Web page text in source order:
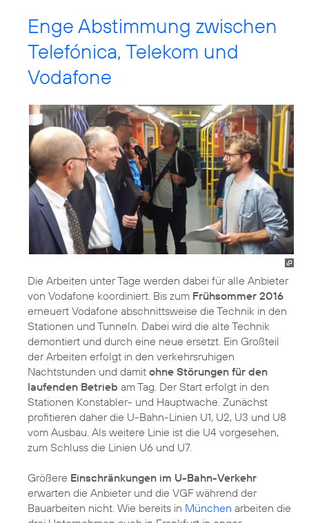
Enge Abstimmung zwischen
Telefónica, Telekom und
Vodafone
Die Arbeiten unter Tage werden dabei für alle Anbieter
von Vodafone koordiniert. Bis zum Frühsommer 2016
erneuert Vodafone abschnittsweise die Technik in den
Stationen und Tunneln. Dabei wird die alte Technik
demontiert und durch eine neue ersetzt. Ein Großteil
der Arbeiten erfolgt in den verkehrsruhigen
Nachtstunden und damit ohne Störungen für den
laufenden Betrieb am Tag. Der Start erfolgt in den
Stationen Konstabler- und Hauptwache. Zunächst
profitieren daher die U-Bahn-Linien U1, U2, U3 und U8
vom Ausbau. Als weitere Linie ist die U4 vorgesehen,
zum Schluss die Linien U6 und U7.
Größere Einschränkungen im U-Bahn-Verkehr
erwarten die Anbieter und die VGF während der
Bauarbeiten nicht. Wie bereits in München arbeiten die